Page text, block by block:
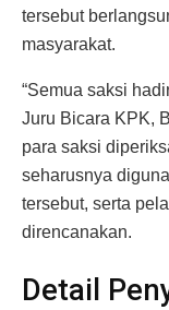
tersebut
masyarakat.
“Semua saksi
Juru Bicara KPK,
para saksi
seharusnya
tersebut, serta
direncanakan.
Detail